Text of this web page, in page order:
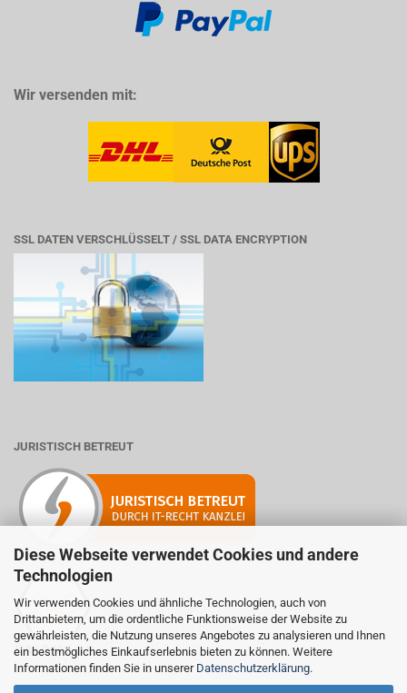
Diese Webseite verwendet Cookies und andere
Technologien
Wir verwenden Cookies und ähnliche Technologien, auch von
Drittanbietern, um die ordentliche Funktionsweise der Website zu
gewährleisten, die Nutzung unseres Angebotes zu analysieren und Ihnen
ein bestmögliches Einkaufserlebnis bieten zu können. Weitere
Informationen finden Sie in unserer Datenschutzerklärung.
Wir versenden mit:
SSL DATEN VERSCHLÜSSELT / SSL DATA ENCRYPTION
JURISTISCH BETREUT
Mitglied der Initiative "Fairness im Handel".
Informationen zur Initiative:
https://www.fairness-im-handel.de